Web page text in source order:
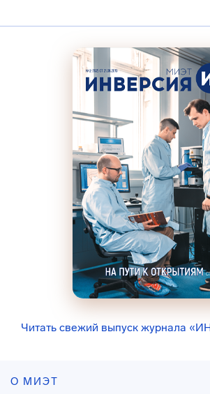
Читать свежий выпуск журнала
О МИЭТ